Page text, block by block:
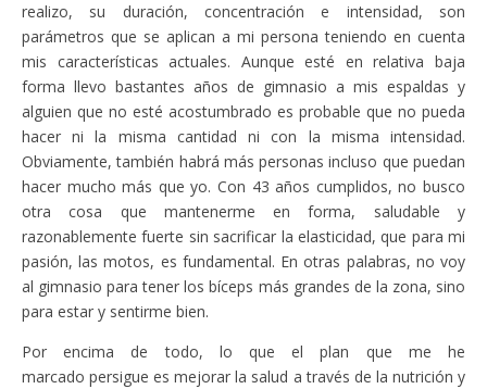
realizo, su duración, concentración e intensidad, son
parámetros que se aplican a mi persona teniendo en cuenta
mis características actuales. Aunque esté en relativa baja
forma llevo bastantes años de gimnasio a mis espaldas y
alguien que no esté acostumbrado es probable que no pueda
hacer ni la misma cantidad ni con la misma intensidad.
Obviamente, también habrá más personas incluso que puedan
hacer mucho más que yo. Con 43 años cumplidos, no busco
otra cosa que mantenerme en forma, saludable y
razonablemente fuerte sin sacrificar la elasticidad, que para mi
pasión, las motos, es fundamental. En otras palabras, no voy
al gimnasio para tener los bíceps más grandes de la zona, sino
para estar y sentirme bien.
Por encima de todo, lo que el plan que me he
marcado persigue es mejorar la salud a través de la nutrición y